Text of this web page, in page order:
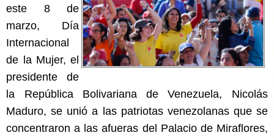
este 8 de
marzo, Día
Internacional
de la Mujer, el
presidente de
la República Bolivariana de Venezuela, Nicolás
Maduro, se unió a las patriotas venezolanas que se
concentraron a las afueras del Palacio de Miraflores,